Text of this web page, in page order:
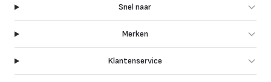
Snel naar
Merken
Klantenservice